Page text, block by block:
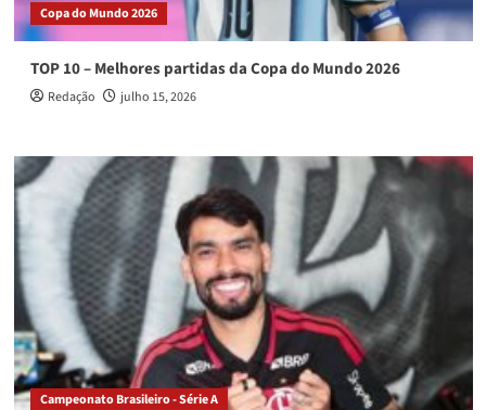
Copa do Mundo 2026
TOP 10 – Melhores partidas da Copa do Mundo 2026
Redação julho 15, 2026
Campeonato Brasileiro - Série A